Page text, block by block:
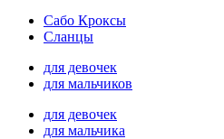
Сабо Кроксы
Сланцы
для девочек
для мальчиков
для девочек
для мальчика